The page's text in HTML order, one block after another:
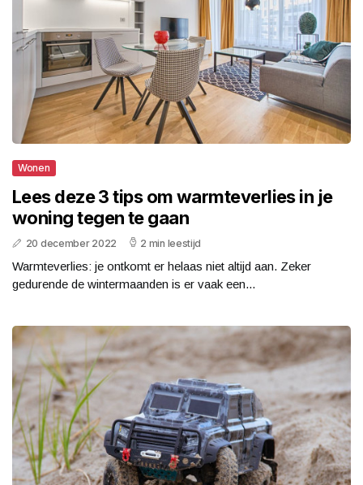
Wonen
Lees deze 3 tips om warmteverlies in je
woning tegen te gaan
20 december 2022 2 min leestijd
Warmteverlies: je ontkomt er helaas niet altijd aan. Zeker
gedurende de wintermaanden is er vaak een...